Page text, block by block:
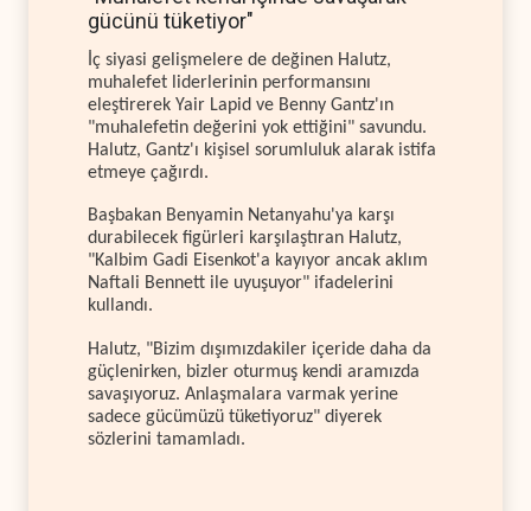
gücünü tüketiyor"
İç siyasi gelişmelere de değinen Halutz,
muhalefet liderlerinin performansını
eleştirerek Yair Lapid ve Benny Gantz'ın
"muhalefetin değerini yok ettiğini" savundu.
Halutz, Gantz'ı kişisel sorumluluk alarak istifa
etmeye çağırdı.
Başbakan Benyamin Netanyahu'ya karşı
durabilecek figürleri karşılaştıran Halutz,
"Kalbim Gadi Eisenkot'a kayıyor ancak aklım
Naftali Bennett ile uyuşuyor" ifadelerini
kullandı.
Halutz, "Bizim dışımızdakiler içeride daha da
güçlenirken, bizler oturmuş kendi aramızda
savaşıyoruz. Anlaşmalara varmak yerine
sadece gücümüzü tüketiyoruz" diyerek
sözlerini tamamladı.